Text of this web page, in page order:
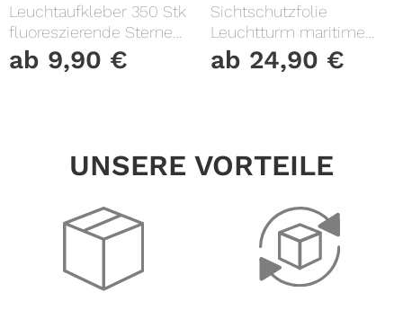
Leuchtaufkleber 350 Stk
fluoreszierende Sterne
und Punkte leuchten im
Dunklen Kinderzimmer
ab 9,90 €
Sichtschutzfolie
Leuchtturm maritime
Fensterfolie Fensterdeko
Milchglasfolie
ab 24,90 €
UNSERE VORTEILE